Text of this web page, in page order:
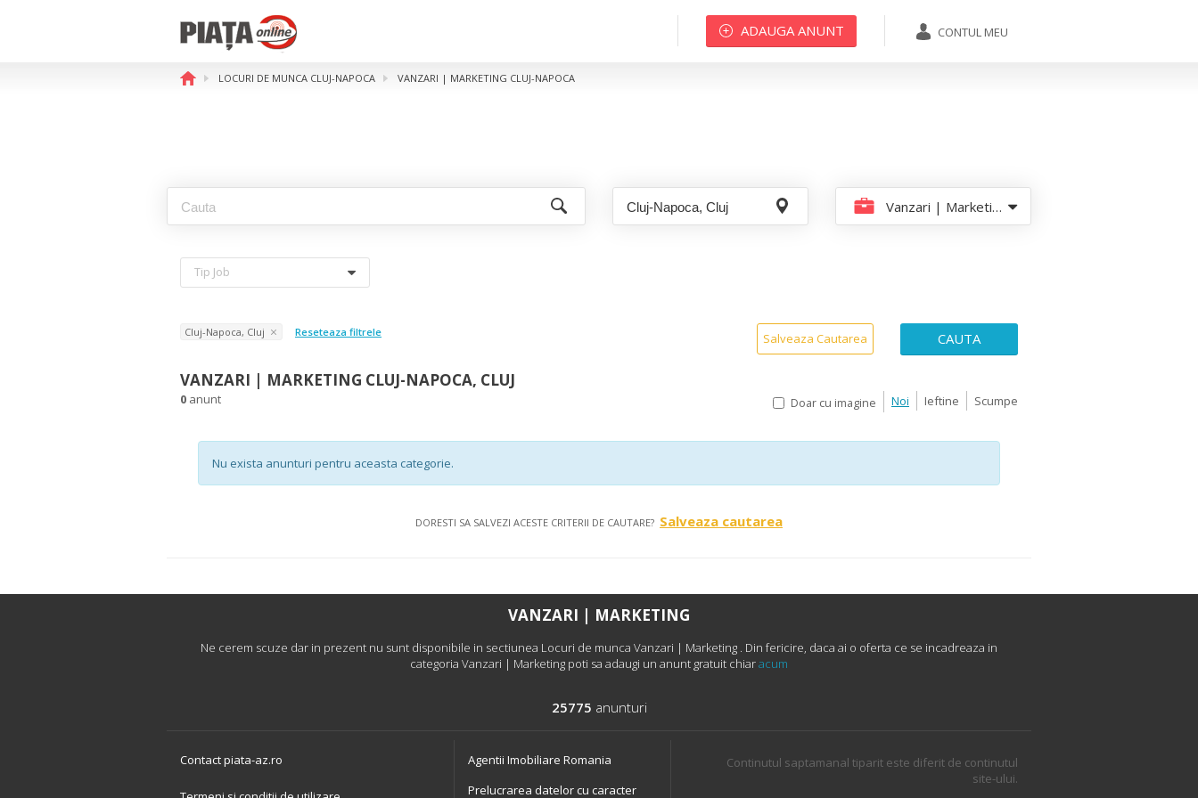
CONTUL MEU
ADAUGA ANUNT
LOCURI DE MUNCA CLUJ-NAPOCA VANZARI | MARKETING CLUJ-NAPOCA
Vanzari | Marketing
Tip Job
Cluj-Napoca, Cluj Reseteaza filtrele Salveaza Cautarea CAUTA
VANZARI | MARKETING CLUJ-NAPOCA, CLUJ
0 anunt Doar cu imagine Noi Ieftine Scumpe
Nu exista anunturi pentru aceasta categorie.
DORESTI SA SALVEZI ACESTE CRITERII DE CAUTARE? Salveaza cautarea
VANZARI | MARKETING
Ne cerem scuze dar in prezent nu sunt disponibile in sectiunea Locuri de munca Vanzari | Marketing . Din fericire, daca ai o oferta ce se incadreaza in
categoria Vanzari | Marketing poti sa adaugi un anunt gratuit chiaracum
25775 anunturi
Contact piata-az.ro
Agentii Imobiliare Romania
Prelucrarea datelor cu caracter
Continutul saptamanal tiparit este diferit de continutul
site-ului.